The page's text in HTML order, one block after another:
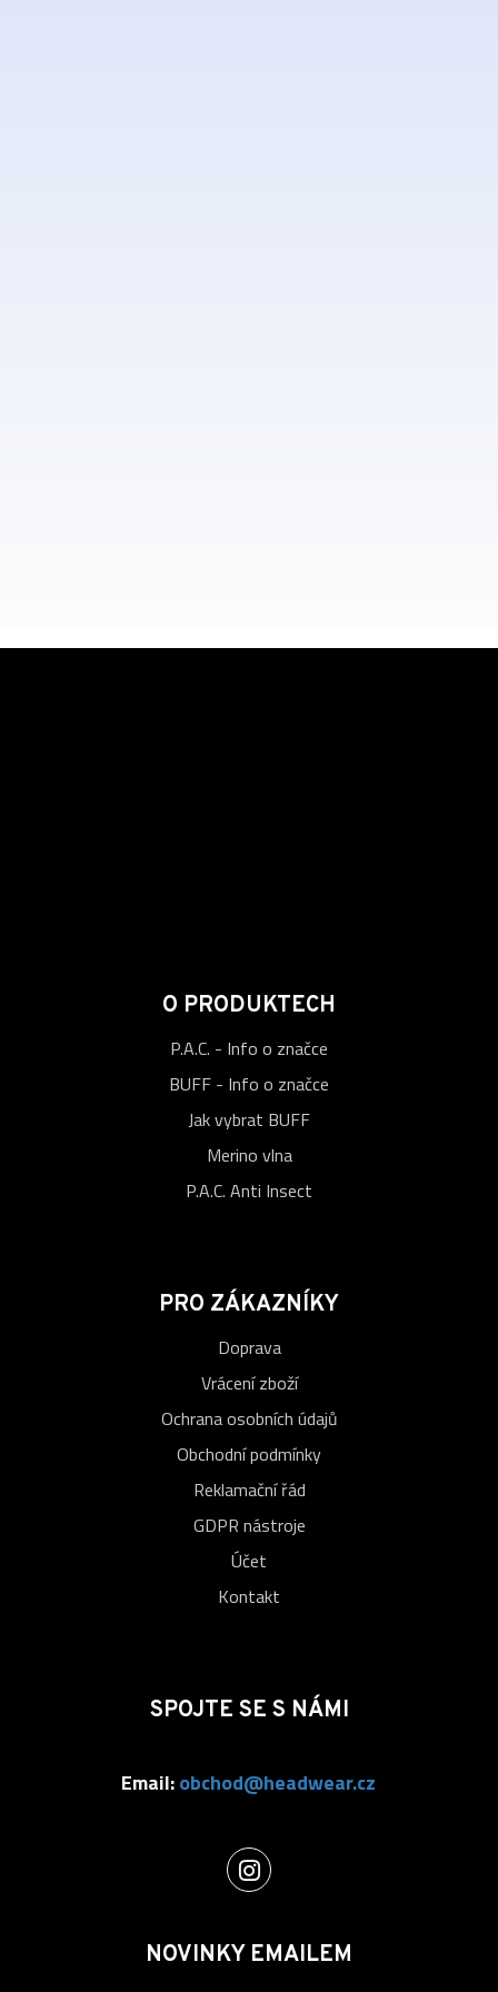
O PRODUKTECH
P.A.C. - Info o značce
BUFF - Info o značce
Jak vybrat BUFF
Merino vlna
P.A.C. Anti Insect
PRO ZÁKAZNÍKY
Doprava
Vrácení zboží
Ochrana osobních údajů
Obchodní podmínky
Reklamační řád
GDPR nástroje
Účet
Kontakt
SPOJTE SE S NÁMI
Email:obchod@headwear.cz
NOVINKY EMAILEM